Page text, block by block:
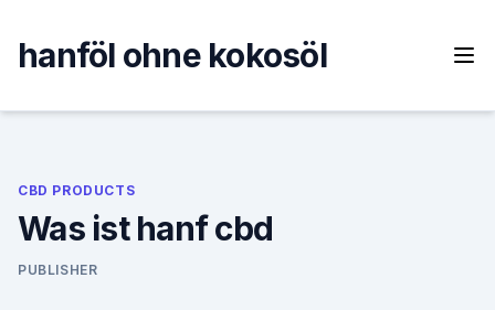
content
hanföl ohne kokosöl
CBD PRODUCTS
Was ist hanf cbd
PUBLISHER